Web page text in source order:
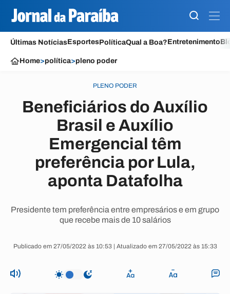
Últimas NotíciasEsportesPolíticaQual a Boa?Entretenimento
Home>política>pleno poder
PLENO PODER
Beneficiários do Auxílio
Brasil e Auxílio
Emergencial têm
preferência por Lula,
aponta Datafolha
Presidente tem preferência entre empresários e em grupo
que recebe mais de 10 salários
Publicado em 27/05/2022 às 10:53 | Atualizado em 27/05/2022 às 15:33